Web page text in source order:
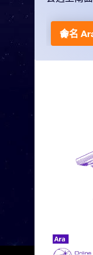
命名